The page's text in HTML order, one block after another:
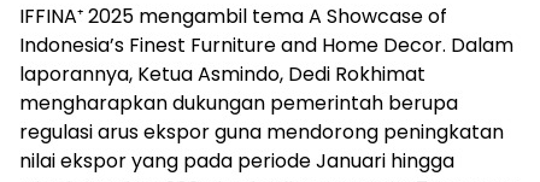
IFFINA⁺ 2025 mengambil tema A Showcase of
Indonesia’s Finest Furniture and Home Decor. Dalam
laporannya, Ketua Asmindo, Dedi Rokhimat
mengharapkan dukungan pemerintah berupa
regulasi arus ekspor guna mendorong peningkatan
nilai ekspor yang pada periode Januari hingga